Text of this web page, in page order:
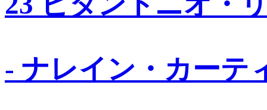
- ナレイン・カーテ